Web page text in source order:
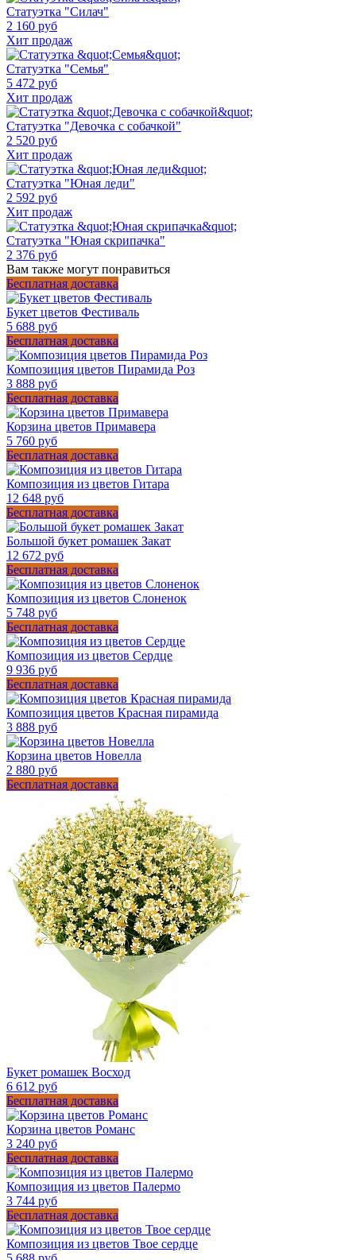
Статуэтка "Силач"
2 160 руб
Хит продаж
Статуэтка "Семья"
5 472 руб
Хит продаж
Статуэтка "Девочка с собачкой"
2 520 руб
Хит продаж
Статуэтка "Юная леди"
2 592 руб
Хит продаж
Статуэтка "Юная скрипачка"
2 376 руб
Вам также могут понравиться
Бесплатная доставка
Букет цветов Фестиваль
5 688 руб
Бесплатная доставка
Композиция цветов Пирамида Роз
3 888 руб
Бесплатная доставка
Корзина цветов Примавера
5 760 руб
Бесплатная доставка
Композиция из цветов Гитара
12 648 руб
Бесплатная доставка
Большой букет ромашек Закат
12 672 руб
Бесплатная доставка
Композиция из цветов Слоненок
5 748 руб
Бесплатная доставка
Композиция из цветов Сердце
9 936 руб
Бесплатная доставка
Композиция цветов Красная пирамида
3 888 руб
Корзина цветов Новелла
2 880 руб
Бесплатная доставка
Букет ромашек Восход
6 612 руб
Бесплатная доставка
Корзина цветов Романс
3 240 руб
Бесплатная доставка
Композиция из цветов Палермо
3 744 руб
Бесплатная доставка
Композиция из цветов Твое сердце